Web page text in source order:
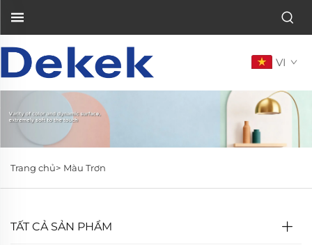
VI
Trang chủ> Màu Trơn
TẤT CẢ SẢN PHẨM